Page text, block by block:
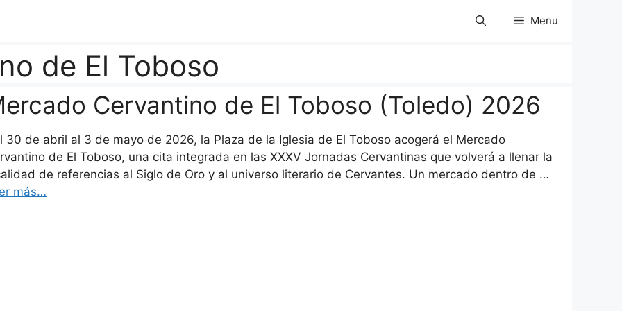
Menu
de El Toboso
Cervantino de El Toboso (Toledo) 2026
30 de abril al 3 de mayo de 2026, la Plaza de la Iglesia de El Toboso acogerá el Mercado
de El Toboso, una cita integrada en las XXXV Jornadas Cervantinas que volverá a llenar la
de referencias al Siglo de Oro y al universo literario de Cervantes. Un mercado dentro de …
más…